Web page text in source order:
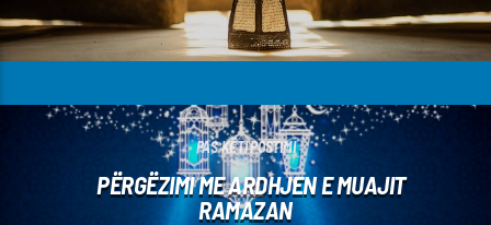
PAS KËTI POSTIMI
PËRGËZIMI ME ARDHJEN E MUAJIT
RAMAZAN